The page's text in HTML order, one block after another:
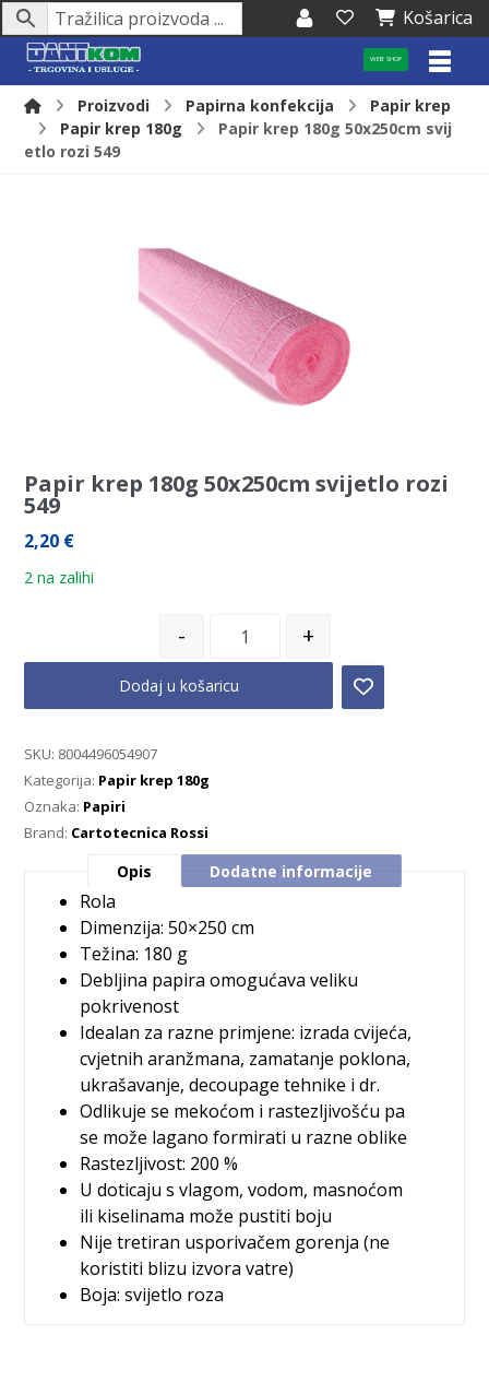
Košarica
WEB SHOP
Proizvodi Papirna konfekcija
Papir krep
Papir krep 180g
Papir krep 180g 50x250cm svij
etlo rozi 549
Papir krep 180g 50x250cm svijetlo rozi
549
2,20 €
2 na zalihi
- +
Dodaj u košaricu
SKU: 8004496054907
Kategorija: Papir krep 180g
Oznaka: Papiri
Brand: Cartotecnica Rossi
Opis Dodatne informacije
Rola
Dimenzija: 50×250 cm
Težina: 180 g
Debljina papira omogućava veliku
pokrivenost
Idealan za razne primjene: izrada cvijeća,
cvjetnih aranžmana, zamatanje poklona,
ukrašavanje, decoupage tehnike i dr.
Odlikuje se mekoćom i rastezljivošću pa
se može lagano formirati u razne oblike
Rastezljivost: 200 %
U doticaju s vlagom, vodom, masnoćom
ili kiselinama može pustiti boju
Nije tretiran usporivačem gorenja (ne
koristiti blizu izvora vatre)
Boja: svijetlo roza